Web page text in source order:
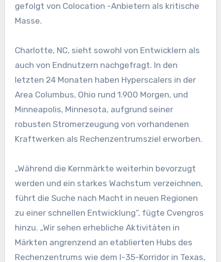
gefolgt von Colocation -Anbietern als kritische
Masse.
Charlotte, NC, sieht sowohl von Entwicklern als
auch von Endnutzern nachgefragt. In den
letzten 24 Monaten haben Hyperscalers in der
Area Columbus, Ohio rund 1.900 Morgen, und
Minneapolis, Minnesota, aufgrund seiner
robusten Stromerzeugung von vorhandenen
Kraftwerken als Rechenzentrumsziel erworben.
„Während die Kernmärkte weiterhin bevorzugt
werden und ein starkes Wachstum verzeichnen,
führt die Suche nach Macht in neuen Regionen
zu einer schnellen Entwicklung“, fügte Cvengros
hinzu. „Wir sehen erhebliche Aktivitäten in
Märkten angrenzend an etablierten Hubs des
Rechenzentrums wie dem I-35-Korridor in Texas,